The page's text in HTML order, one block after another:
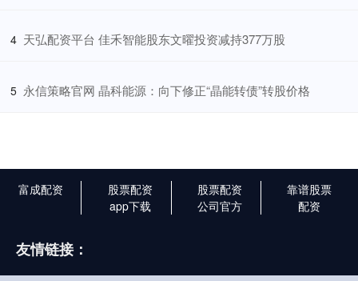
4 ​天弘配资平台 佳禾智能股东文曜投资减持377万股
5 ​永信策略官网 晶科能源：向下修正“晶能转债”转股价格
富成配资
股票配资
app下载
股票配资
公司官方
靠谱股票
配资
友情链接：